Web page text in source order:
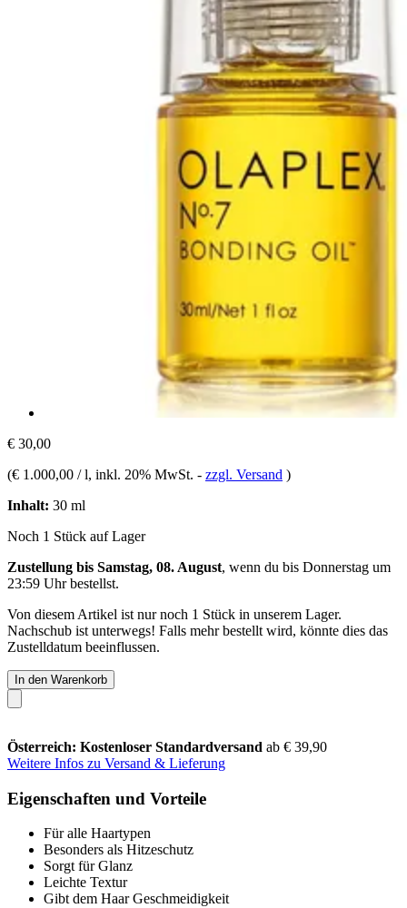
€ 30,00
(€ 1.000,00 / l, inkl. 20% MwSt. - zzgl. Versand )
Inhalt: 30 ml
Noch 1 Stück auf Lager
Zustellung bis Samstag, 08. August, wenn du bis Donnerstag um
23:59 Uhrbestellst.
Von diesem Artikel ist nur noch 1 Stück in unserem Lager.
Nachschub ist unterwegs! Falls mehr bestellt wird, könnte dies das
Zustelldatum beeinflussen.
In den Warenkorb
Österreich: Kostenloser Standardversand ab € 39,90
Weitere Infos zu Versand & Lieferung
Eigenschaften und Vorteile
Für alle Haartypen
Besonders als Hitzeschutz
Sorgt für Glanz
Leichte Textur
Gibt dem Haar Geschmeidigkeit